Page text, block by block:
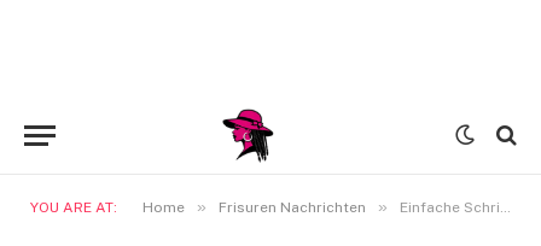
YOU ARE AT: Home » Frisuren Nachrichten » Einfache Schritte zur Perfektion einer Beehive Frisur